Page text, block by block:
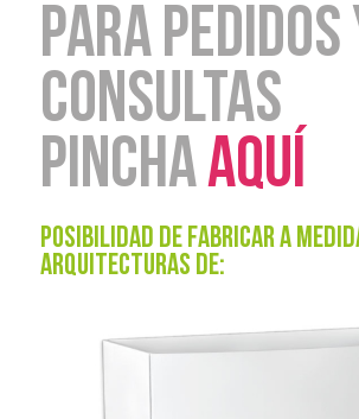
PARA PEDIDOS
CONSULTAS
PINCHAAQUÍ
POSIBILIDAD DE FABRICAR A
ARQUITECTURAS DE: